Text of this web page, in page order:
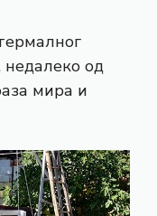
од
мира и